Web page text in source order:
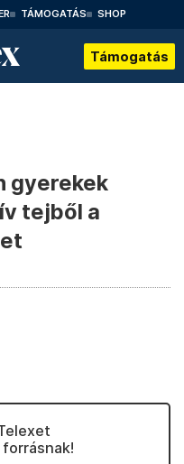
TÁMOGATÁS SHOP
Támogatás
gyerekek
tejből a